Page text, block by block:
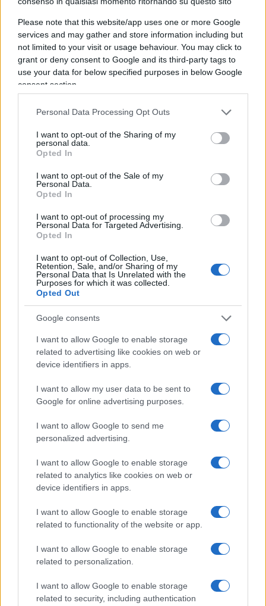
Please note that this website/app uses one or more Google
services and may gather and store information including but
not limited to your visit or usage behaviour. You may click to
grant or deny consent to Google and its third-party tags to
use your data for below specified purposes in below Google
consent section.
Personal Data Processing Opt Outs
I want to opt-out of the Sharing of my
personal data.
Opted In
I want to opt-out of the Sale of my
Personal Data.
Opted In
I want to opt-out of processing my
Personal Data for Targeted Advertising.
Opted In
I want to opt-out of Collection, Use,
Retention, Sale, and/or Sharing of my
Personal Data that Is Unrelated with the
Purposes for which it was collected.
Opted Out
Google consents
I want to allow Google to enable storage
related to advertising like cookies on web or
device identifiers in apps.
I want to allow my user data to be sent to
Google for online advertising purposes.
I want to allow Google to send me
personalized advertising.
I want to allow Google to enable storage
related to analytics like cookies on web or
device identifiers in apps.
I want to allow Google to enable storage
related to functionality of the website or app.
I want to allow Google to enable storage
related to personalization.
I want to allow Google to enable storage
related to security, including authentication
Liberiamoci dall’oicofobia
Le proiezioni numeriche, d’altronde, raccontano
una storia senza precedenti:nel 2065 gli
immigratiin senso lato (includendo le cosiddette
«persone con retroterra migratorio»)saranno il
41,5 % degli abitanti in Italia, nel 2001 erano
l’1%. Una dinamica che si registra in quasi tutti gli
Stati europei. Proporzioni mai viste prime,
neanche ai tempi delle «invasioni barbariche» e
del crollo dell’Impero Romano. Non a caso, Michel
de Jaeghere ha formulato alcuni parallelismi tra la
fine dell’Antica Roma e la crisi dei nostri tempi: in
entrambi i casi, oltre a scontri tra diverse culture e
popolazioni, ci furono anche crisi monetarie e
l’implosione demografica di Roma, gli stessi mali
che affliggono l’Ue.
urge al più presto liberarsi
dall’«oicofobia», termine coniato dal filosofo
ripudia la propria cultura elogiando
indiscriminatamente le altre. È la precisa
ideologia delle oligarchie culturali e accademiche
che dominano la comunicazione e impongono il
“pensiero unico politicamente corretto”, tacciando
di razzismo qualsiasi voce dissonante rispetto
all’accoglienza indiscriminata e dall’idolatria dei
diritti dell’uomo, attaccando quindi la storia e le
peculiarità nazionali. Descrivendo questo mondo
progetto è la realizzazione di una società nuova,
multiculturale, e di un uomo nuovo, sradicato da
tradizioni e nazioni. Quest’ideologia è
intrinsecamente anti-occidentale: essa identifica